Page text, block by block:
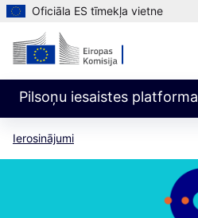
Oficiāla ES tīmekļa vietne
Pilsoņu iesaistes platforma
Ierosinājumi